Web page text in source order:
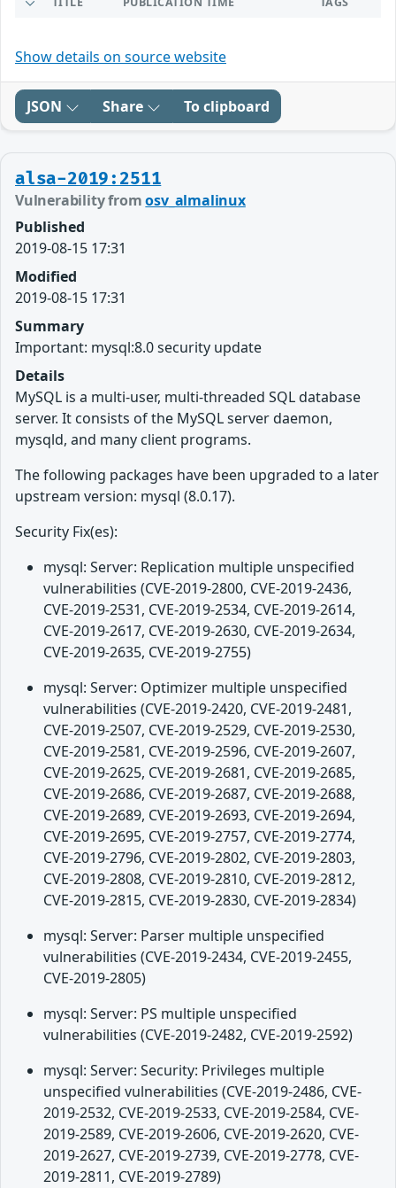
Show details on source website
JSON Share To clipboard
alsa-2019:2511
Vulnerability fromosv_almalinux
Published
2019-08-15 17:31
Modified
2019-08-15 17:31
Summary
Important: mysql:8.0 security update
Details
MySQL is a multi-user, multi-threaded SQL database
server. It consists of the MySQL server daemon,
mysqld, and many client programs.
The following packages have been upgraded to a later
upstream version: mysql (8.0.17).
Security Fix(es):
mysql: Server: Replication multiple unspecified
vulnerabilities (CVE-2019-2800, CVE-2019-2436,
CVE-2019-2531, CVE-2019-2534, CVE-2019-2614,
CVE-2019-2617, CVE-2019-2630, CVE-2019-2634,
CVE-2019-2635, CVE-2019-2755)
mysql: Server: Optimizer multiple unspecified
vulnerabilities (CVE-2019-2420, CVE-2019-2481,
CVE-2019-2507, CVE-2019-2529, CVE-2019-2530,
CVE-2019-2581, CVE-2019-2596, CVE-2019-2607,
CVE-2019-2625, CVE-2019-2681, CVE-2019-2685,
CVE-2019-2686, CVE-2019-2687, CVE-2019-2688,
CVE-2019-2689, CVE-2019-2693, CVE-2019-2694,
CVE-2019-2695, CVE-2019-2757, CVE-2019-2774,
CVE-2019-2796, CVE-2019-2802, CVE-2019-2803,
CVE-2019-2808, CVE-2019-2810, CVE-2019-2812,
CVE-2019-2815, CVE-2019-2830, CVE-2019-2834)
mysql: Server: Parser multiple unspecified
vulnerabilities (CVE-2019-2434, CVE-2019-2455,
CVE-2019-2805)
mysql: Server: PS multiple unspecified
vulnerabilities (CVE-2019-2482, CVE-2019-2592)
mysql: Server: Security: Privileges multiple
unspecified vulnerabilities (CVE-2019-2486, CVE-
2019-2532, CVE-2019-2533, CVE-2019-2584, CVE-
2019-2589, CVE-2019-2606, CVE-2019-2620, CVE-
2019-2627, CVE-2019-2739, CVE-2019-2778, CVE-
2019-2811, CVE-2019-2789)